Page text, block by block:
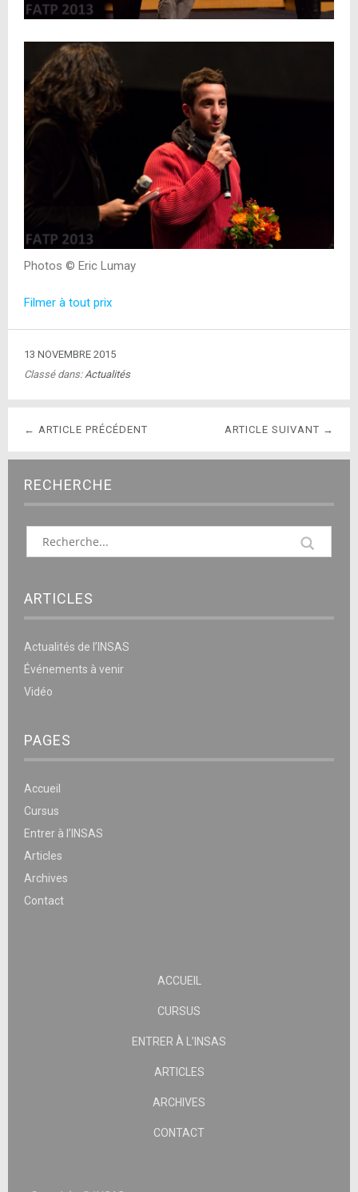
Photos © Eric Lumay
Filmer à tout prix
13 NOVEMBRE 2015
Classé dans: Actualités
ARTICLE SUIVANT →
← ARTICLE PRÉCÉDENT
RECHERCHE
ARTICLES
Actualités de l’INSAS
Événements à venir
Vidéo
PAGES
Accueil
Cursus
Entrer à l’INSAS
Articles
Archives
Contact
ACCUEIL
CURSUS
ENTRER À L’INSAS
ARTICLES
ARCHIVES
CONTACT